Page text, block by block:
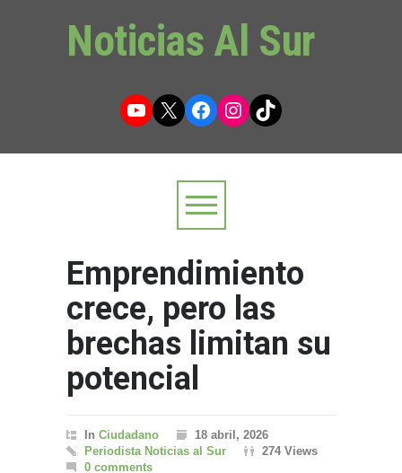
Noticias Al Sur
YouTube
X Facebook
Instagram
TikTok
Emprendimiento
crece, pero las
brechas limitan su
potencial
In Ciudadano
18 abril, 2026
Periodista Noticias al Sur
274 Views
0 comments